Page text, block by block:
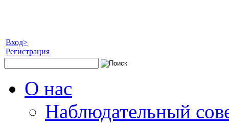
Вход>
Регистрация
О нас
Наблюдательный